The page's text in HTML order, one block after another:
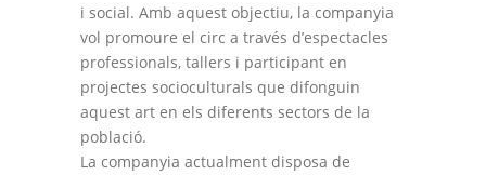
i social. Amb aquest objectiu, la companyia
vol promoure el circ a través d’espectacles
professionals, tallers i participant en
projectes socioculturals que difonguin
aquest art en els diferents sectors de la
població.
La companyia actualment disposa de